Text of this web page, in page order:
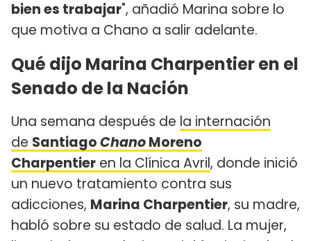
bien es trabajar", añadió Marina sobre lo
que motiva a Chano a salir adelante.
Qué dijo Marina Charpentier en el
Senado de la Nación
Una semana después de la internación
de SantiagoChanoMoreno
Charpentier en la Clínica Avril, donde inició
un nuevo tratamiento contra sus
adicciones, Marina Charpentier, su madre,
habló sobre su estado de salud. La mujer,